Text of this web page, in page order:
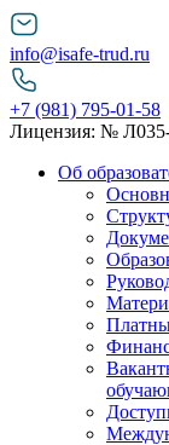
info@isafe-trud.ru
+7 (981) 795-01-58
Лицензия: № Л035-
Об